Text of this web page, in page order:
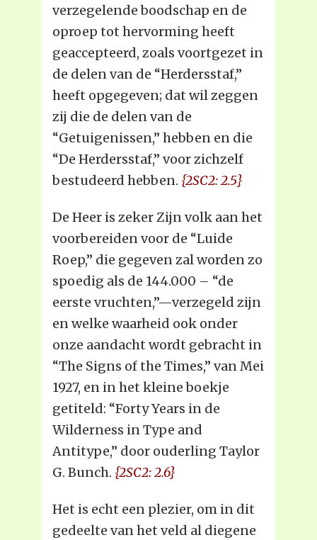
verzegelende boodschap en de
oproep tot hervorming heeft
geaccepteerd, zoals voortgezet in
de delen van de “Herdersstaf,”
heeft opgegeven; dat wil zeggen
zij die de delen van de
“Getuigenissen,” hebben en die
“De Herdersstaf,” voor zichzelf
bestudeerd hebben. {2SC2: 2.5}
De Heer is zeker Zijn volk aan het
voorbereiden voor de “Luide
Roep,” die gegeven zal worden zo
spoedig als de 144.000 – “de
eerste vruchten,”—verzegeld zijn
en welke waarheid ook onder
onze aandacht wordt gebracht in
“The Signs of the Times,” van Mei
1927, en in het kleine boekje
getiteld: “Forty Years in de
Wilderness in Type and
Antitype,” door ouderling Taylor
G. Bunch. {2SC2: 2.6}
Het is echt een plezier, om in dit
gedeelte van het veld al diegene